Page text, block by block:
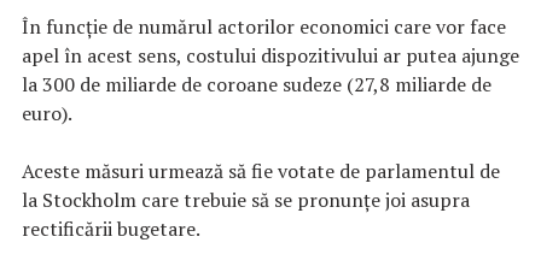
În funcţie de numărul actorilor economici care vor face
apel în acest sens, costului dispozitivului ar putea ajunge
la 300 de miliarde de coroane sudeze (27,8 miliarde de
euro).
Aceste măsuri urmează să fie votate de parlamentul de
la Stockholm care trebuie să se pronunţe joi asupra
rectificării bugetare.